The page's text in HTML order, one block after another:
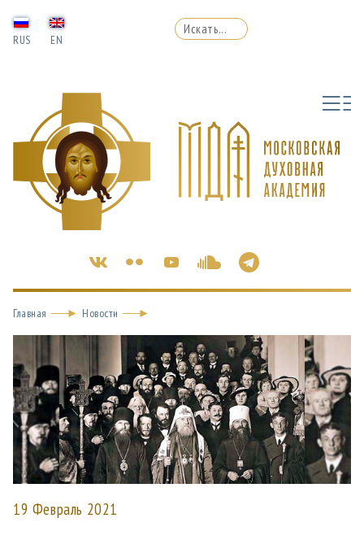
RUS EN
Главная Новости
19 Февраль 2021